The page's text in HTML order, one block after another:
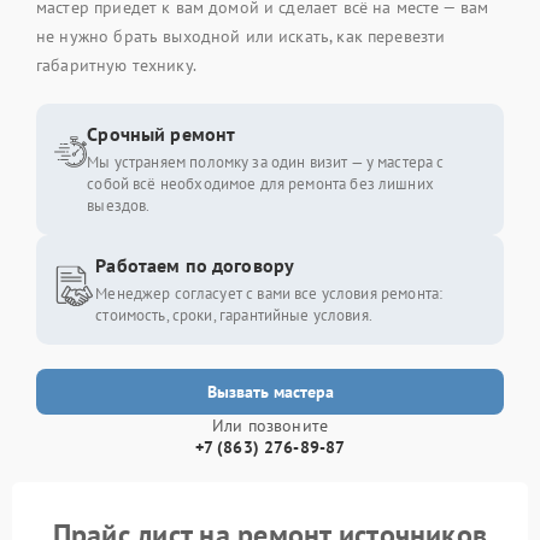
мастер приедет к вам домой и сделает всё на месте — вам
не нужно брать выходной или искать, как перевезти
габаритную технику.
Вызвать мастера
Или позвоните
+7 (863) 276-89-87
Срочный ремонт
Мы устраняем поломку за один визит — у мастера с
собой всё необходимое для ремонта без лишних
выездов.
Работаем по договору
Менеджер согласует с вами все условия ремонта:
стоимость, сроки, гарантийные условия.